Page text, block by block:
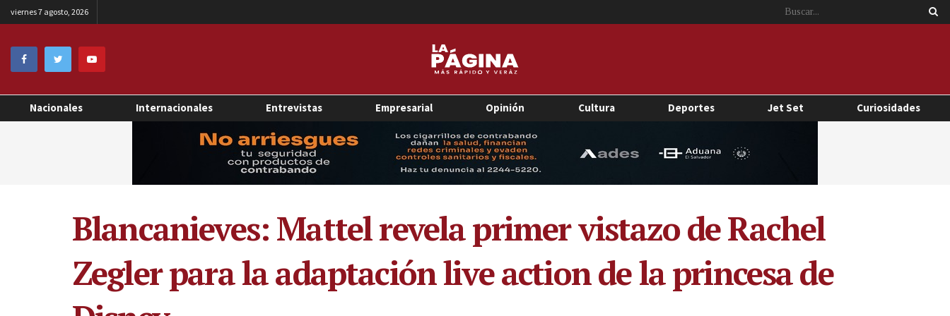
viernes 7 agosto, 2026
Nacionales Internacionales Entrevistas Empresarial Opinión Cultura Deportes Jet Set Curiosidades
Blancanieves: Mattel revela primer vistazo de Rachel
Zegler para la adaptación live action de la princesa de